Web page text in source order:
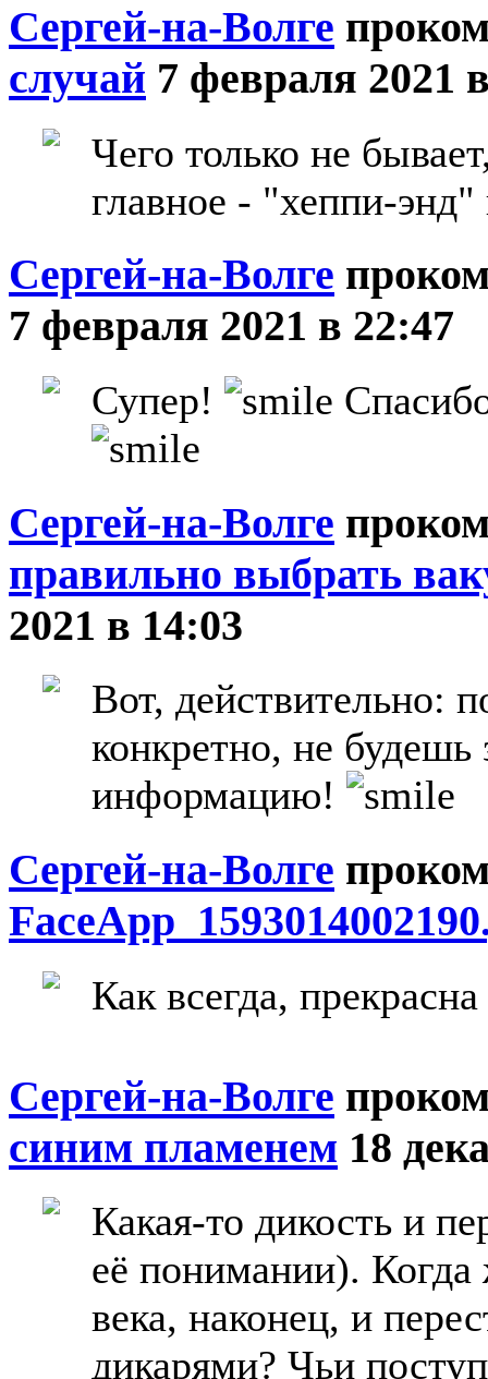
Сергей-на-Волге
случай 7 февраля 2021
Чего только не
главное - "хеппи-
Сергей-на-Волге
7 февраля 2021 в 22:47
Супер!
Сергей-на-Волге
правильно выбрать
2021 в 14:03
Вот, действительно:
конкретно, не будешь
информацию!
Сергей-на-Волге
Как всегда,
Сергей-на-Волге
синим пламенем 18
Какая-то дикость и
её понимании).
века, наконец, и
дикарями? Чьи